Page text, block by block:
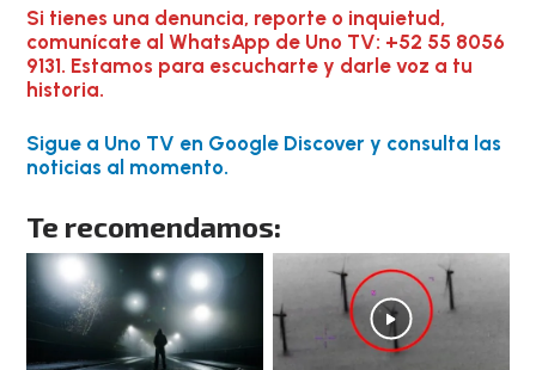
Si tienes una denuncia, reporte o inquietud,
comunícate al WhatsApp de Uno TV: +52 55 8056
9131. Estamos para escucharte y darle voz a tu
historia.
Sigue a Uno TV en Google Discover y consulta las
noticias al momento.
Te recomendamos: